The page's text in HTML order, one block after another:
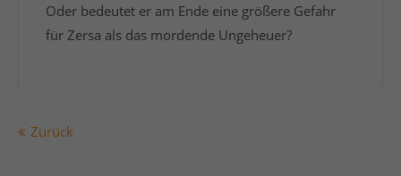
Oder bedeutet er am Ende eine größere Gefahr
für Zersa als das mordende Ungeheuer?
Zurück